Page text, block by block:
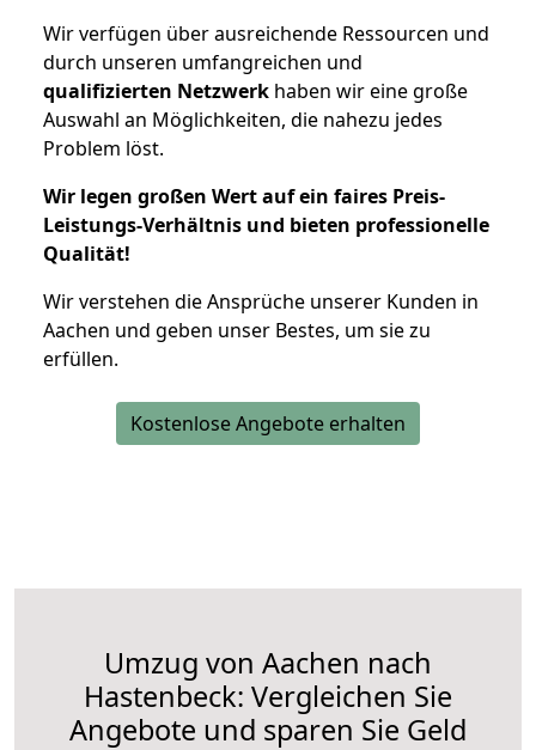
Wir verfügen über ausreichende Ressourcen und
durch unseren umfangreichen und
qualifizierten Netzwerk haben wir eine große
Auswahl an Möglichkeiten, die nahezu jedes
Problem löst.
Wir legen großen Wert auf ein faires Preis-
Leistungs-Verhältnis und bieten professionelle
Qualität!
Wir verstehen die Ansprüche unserer Kunden in
Aachen und geben unser Bestes, um sie zu
erfüllen.
Kostenlose Angebote erhalten
Umzug von Aachen nach
Hastenbeck: Vergleichen Sie
Angebote und sparen Sie Geld